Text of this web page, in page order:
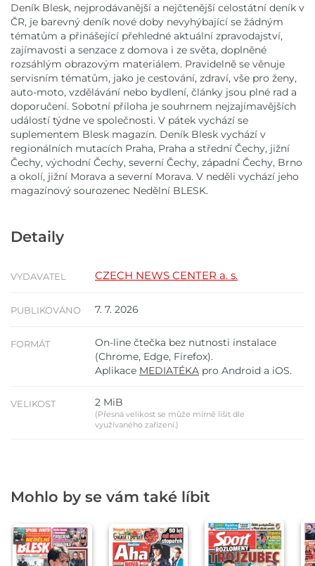
Deník Blesk, nejprodávanější a nejčtenější celostátní deník v
ČR, je barevný deník nové doby nevyhýbající se žádným
tématům a přinášející přehledné aktuální zpravodajství,
zajímavosti a senzace z domova i ze světa, doplněné
rozsáhlým obrazovým materiálem. Pravidelně se věnuje
servisním tématům, jako je cestování, zdraví, vše pro ženy,
auto-moto, vzdělávání nebo bydlení, články jsou plné rad a
doporučení. Sobotní příloha je souhrnem nejzajímavějších
událostí týdne ve společnosti. V pátek vychází se
suplementem Blesk magazín. Deník Blesk vychází v
regionálních mutacích Praha, Praha a střední Čechy, jižní
Čechy, východní Čechy, severní Čechy, západní Čechy, Brno
a okolí, jižní Morava a severní Morava. V neděli vychází jeho
magazínový sourozenec Nedělní BLESK.
Detaily
VYDAVATEL CZECH NEWS CENTER a. s.
PUBLIKOVÁNO 7. 7. 2026
FORMÁT
On-line čtečka bez nutnosti instalace
(Chrome, Edge, Firefox).
Aplikace MEDIATÉKA pro Android a iOS.
VELIKOST 2 MiB
(Přesná velikost se může mírně lišit dle
využívaného zařízení.)
Mohlo by se vám také líbit